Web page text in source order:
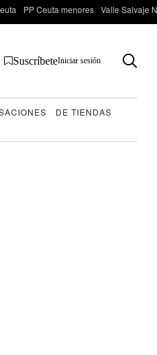
PP Ceuta menores Valle Salvaje
SuscríbeteIniciar sesión
DE TIENDAS